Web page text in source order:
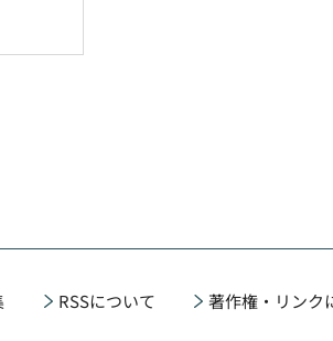
RSSについて 著作権・リンク